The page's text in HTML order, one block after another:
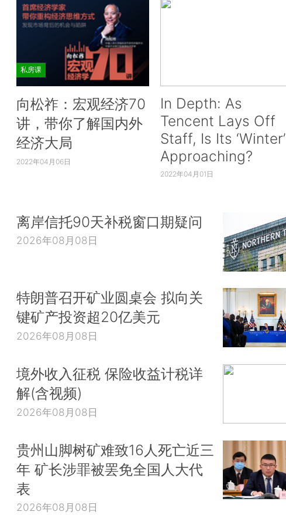
私房课
向松祚：宏观经济70
讲，带你了解国内外
经济大局
2022年04月06日
In Depth: As
Tencent Lays Off
Staff, Is Its ‘Winter’
Approaching?
2022年04月01日
离岸信托90天补税窗口期疑问
2026年08月08日
特朗普召开矿业圆桌会 拟向关
键矿产投资超20亿美元
2026年08月08日
境外收入征税 保险收益计税详
解(含视频)
2026年08月08日
贵州山脚树矿难致16人死亡近三
年 矿长涉罪被罢免全国人大代
表
2026年08月08日